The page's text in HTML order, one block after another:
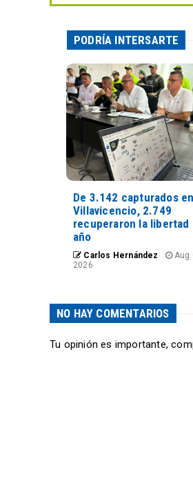
PODRÍA INTERSARTE
De 3.142 capturados en
Villavicencio, 2.749
recuperaron la libertad
año
Carlos Hernández
Aug
2026
NO HAY COMENTARIOS
Tu opinión es importante,